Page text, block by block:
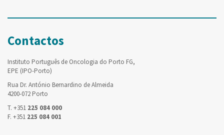
Contactos
Instituto Português de Oncologia do Porto FG,
EPE (IPO-Porto)
Rua Dr. António Bernardino de Almeida
4200-072 Porto
T. +351 225 084 000
F. +351 225 084 001